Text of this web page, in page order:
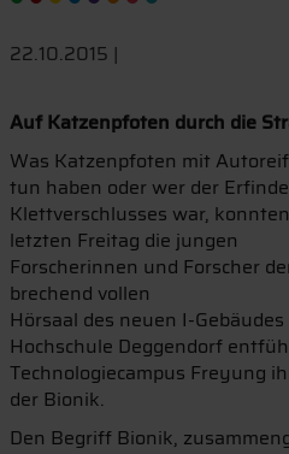
22.10.2015 |
Auf Katzenpfoten durch die
Was Katzenpfoten mit
tun haben oder wer der
Klettverschlusses war, konnten
letzten Freitag die jungen
Forscherinnen und Forscher
brechend vollen
Hörsaal des neuen I-
Hochschule Deggendorf
Technologiecampus Freyung
der Bionik.
Den Begriff Bionik,